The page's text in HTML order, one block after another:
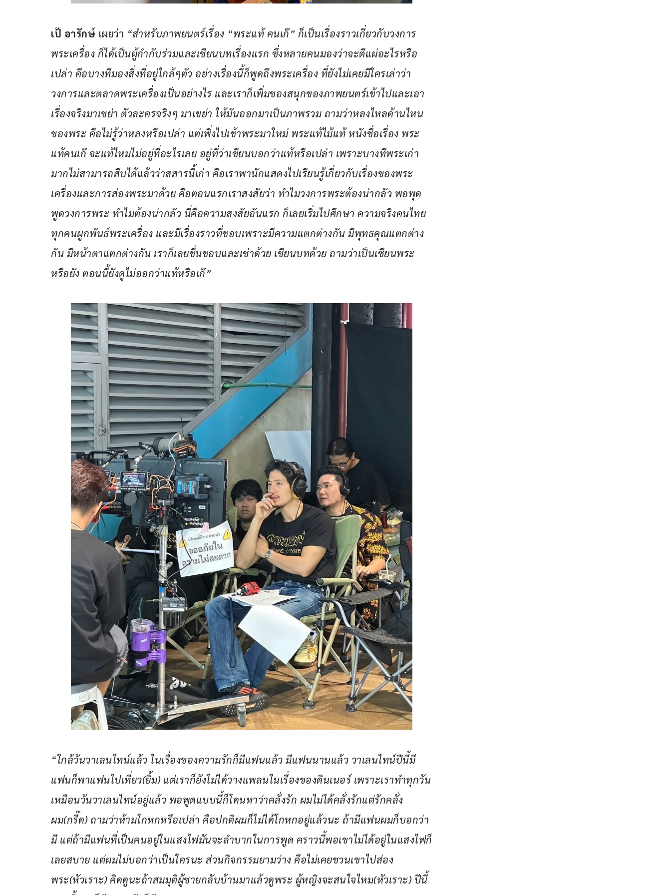
เป้ อารักษ์ เผยว่า “สำหรับภาพยนตร์เรื่อง “พระแท้ คนเก๊” ก็เป็นเรื่องราวเกี่ยวกับวงการ
พระเครื่อง ก็ได้เป็นผู้กำกับร่วมและเขียนบทเรื่องแรก ซึ่งหลายคนมองว่าจะตีแผ่อะไรหรือ
เปล่า คือบางทีมองสิ่งที่อยู่ใกล้ๆตัว อย่างเรื่องนี้ก็พูดถึงพระเครื่อง ที่ยังไม่เคยมีใครเล่าว่า
วงการและตลาดพระเครื่องเป็นอย่างไร และเราก็เพิ่มของสนุกของภาพยนตร์เข้าไปและเอา
เรื่องจริงมาเขย่า ตัวละครจริงๆ มาเขย่า ให้มันออกมาเป็นภาพรวม ถามว่าหลงไหลด้านไหน
ของพระ คือไม่รู้ว่าหลงหรือเปล่า แต่เพิ่งไปเช้าพระมาใหม่ พระแท้ไม้แท้ หนังชื่อเรื่อง พระ
แท้คนเก๊ จะแท้ไหมไม่อยู่ที่อะไรเลย อยู่ที่ว่าเซียนบอกว่าแท้หรือเปล่า เพราะบางทีพระเก่า
มากไม่สามารถสืบได้แล้วว่าสสารนี้เก่า คือเราพานักแสดงไปเรียนรู้เกี่ยวกับเรื่องของพระ
เครื่องและการส่องพระมาด้วย คือตอนแรกเราสงสัยว่า ทำไมวงการพระต้องน่ากลัว พอพุด
พูดวงการพระ ทำไมต้องน่ากลัว นี่คือความสงสัยอันแรก ก็เลยเริ่มไปศึกษา ความจริงคนไทย
ทุกคนผูกพันธ์พระเครื่อง และมีเรื่องราวที่ชอบเพราะมีความแตกต่างกัน มีพุทธคุณแตกต่าง
กัน มีหน้าตาแตกต่างกัน เราก็เลยชื่นชอบและเช่าด้วย เขียนบทด้วย ถามว่าเป็นเซียนพระ
หรือยัง ตอนนี้ยังดูไม่ออกว่าแท้หรือเก๊”
“ใกล้วันวาเลนไทน์แล้ว ในเรื่องของความรักก็มีแฟนแล้ว มีแฟนนานแล้ว วาเลนไทน์ปีนี้มี
แฟนก็พาแฟนไปเที่ยว(ยิ้ม) แต่เราก็ยังไม่ได้วางแพลนในเรื่องของดินเนอร์ เพราะเราทำทุกวัน
เหมือนวันวาเลนไทน์อยู่แล้ว พอพูดแบบนี้ก็โดนหาว่าคลั่งรัก ผมไม่ได้คลั่งรักแต่รักคลั่ง
ผม(กรี๊ด) ถามว่าห้ามโกหกหรือเปล่า คือปกติผมก็ไม่ได้โกหกอยู่แล้วนะ ถ้ามีแฟนผมก็บอกว่า
มี แต่ถ้ามีแฟนที่เป็นคนอยู่ในแสงไฟมันจะลำบากในการพูด คราวนี้พอเขาไม่ได้อยู่ในแสงไฟก็
เลยสบาย แต่ผมไม่บอกว่าเป็นใครนะ ส่วนกิจกรรมยามว่าง คือไม่เคยชวนเขาไปส่อง
พระ(หัวเราะ) คิดดูนะถ้าสมมุติผู้ชายกลับบ้านมาแล้วดูพระ ผู้หญิงจะสนใจไหม(หัวเราะ) ปีนี้